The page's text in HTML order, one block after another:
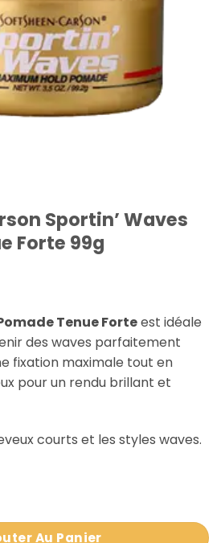
Sportin’ Waves
Forte 99g
Tenue Forteest idéale
des waves parfaitement
fixation maximale tout en
pour un rendu brillant et
courts et les styles waves.
Carson Sportin’ Waves Pomade
Au Panier